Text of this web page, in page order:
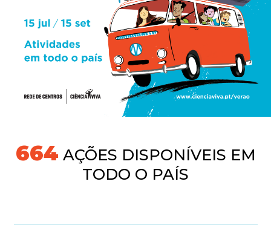
718AÇÕES DISPONÍVEIS EM
TODO O PAÍS